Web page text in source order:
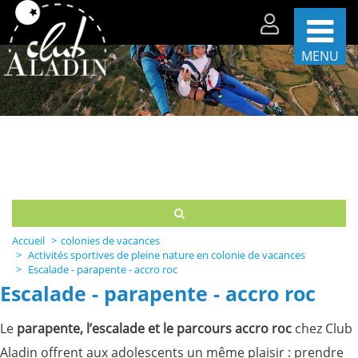
Les
séjours
thèmes
nos
Partenaires
et
MENU
Accueil
colonies de vacances
Activités sportives de pleine nature en colonie de vacances
Escalade - parapente - accro roc
Escalade - parapente - accro roc
Le parapente, l’escalade et le parcours accro roc chez Club
Aladin offrent aux adolescents un même plaisir : prendre